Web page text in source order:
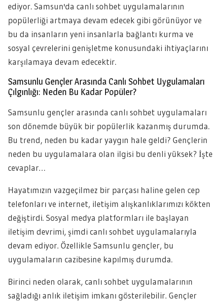
ediyor. Samsun'da canlı sohbet uygulamalarının
popülerliği artmaya devam edecek gibi görünüyor ve
bu da insanların yeni insanlarla bağlantı kurma ve
sosyal çevrelerini genişletme konusundaki ihtiyaçlarını
karşılamaya devam edecektir.
Samsunlu Gençler Arasında Canlı Sohbet Uygulamaları
Çılgınlığı: Neden Bu Kadar Popüler?
Samsunlu gençler arasında canlı sohbet uygulamaları
son dönemde büyük bir popülerlik kazanmış durumda.
Bu trend, neden bu kadar yaygın hale geldi? Gençlerin
neden bu uygulamalara olan ilgisi bu denli yüksek? İşte
cevaplar…
Hayatımızın vazgeçilmez bir parçası haline gelen cep
telefonları ve internet, iletişim alışkanlıklarımızı kökten
değiştirdi. Sosyal medya platformları ile başlayan
iletişim devrimi, şimdi canlı sohbet uygulamalarıyla
devam ediyor. Özellikle Samsunlu gençler, bu
uygulamaların cazibesine kapılmış durumda.
Birinci neden olarak, canlı sohbet uygulamalarının
sağladığı anlık iletişim imkanı gösterilebilir. Gençler